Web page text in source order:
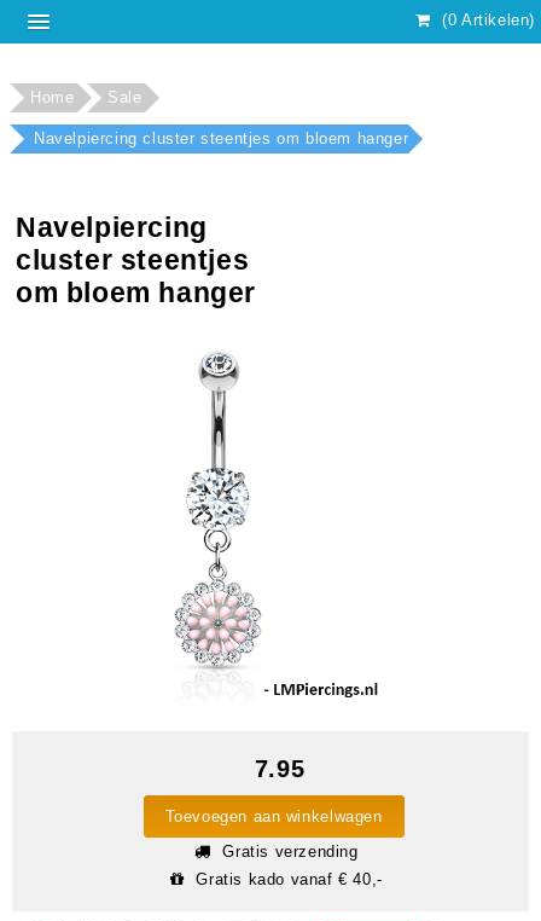
(0 Artikelen)
Home Sale
Navelpiercing cluster steentjes om bloem hanger
Navelpiercing
cluster steentjes
om bloem hanger
7.95
Toevoegen aan winkelwagen
Gratis verzending
Gratis kado vanaf € 40,-